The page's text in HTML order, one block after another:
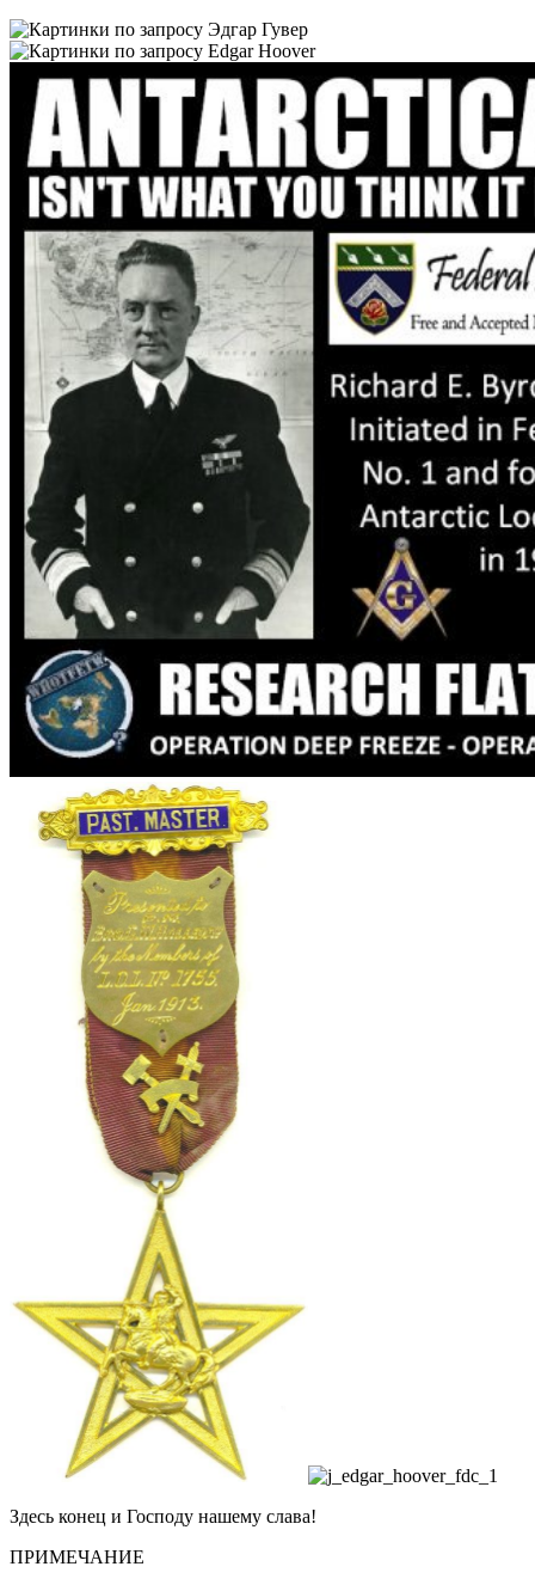
Здесь конец и Господу нашему слава!
ПРИМЕЧАНИЕ